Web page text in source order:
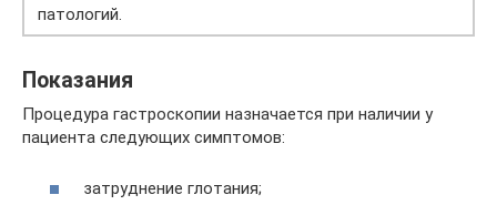
патологий.
Показания
Процедура гастроскопии назначается при наличии у
пациента следующих симптомов:
затруднение глотания;